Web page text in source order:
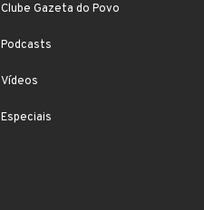
Clube Gazeta do Povo
Podcasts
Vídeos
Especiais